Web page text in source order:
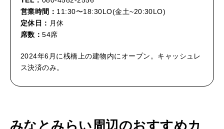
営業時間： 11:30〜18:30LO(金土~20:30LO)
定休日： 月休
席数：54席
2024年6月に桟橋上の建物内にオープン。キャッシュレ
ス決済のみ。
みなとみらい周辺のおすすめカ